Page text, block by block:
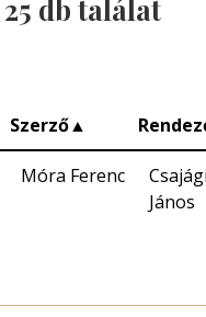
25 db találat
Szerző▲
Móra Ferenc
János